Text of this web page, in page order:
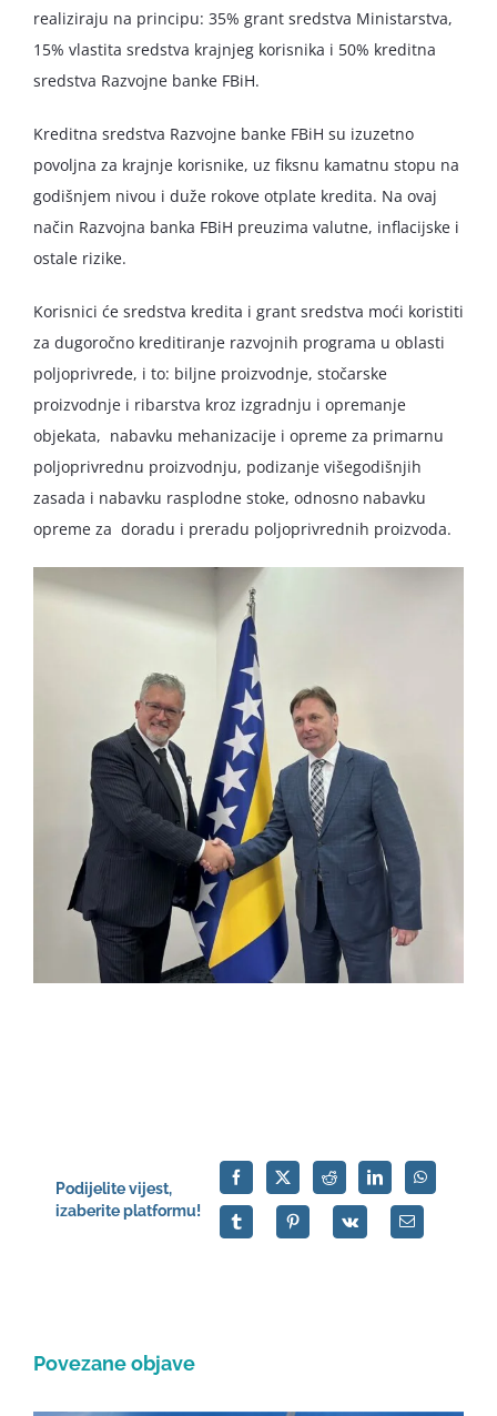
realiziraju na principu: 35% grant sredstva Ministarstva,
15% vlastita sredstva krajnjeg korisnika i 50% kreditna
sredstva Razvojne banke FBiH.
Kreditna sredstva Razvojne banke FBiH su izuzetno
povoljna za krajnje korisnike, uz fiksnu kamatnu stopu na
godišnjem nivou i duže rokove otplate kredita. Na ovaj
način Razvojna banka FBiH preuzima valutne, inflacijske i
ostale rizike.
Korisnici će sredstva kredita i grant sredstva moći koristiti
za dugoročno kreditiranje razvojnih programa u oblasti
poljoprivrede, i to: biljne proizvodnje, stočarske
proizvodnje i ribarstva kroz izgradnju i opremanje
objekata, nabavku mehanizacije i opreme za primarnu
poljoprivrednu proizvodnju, podizanje višegodišnjih
zasada i nabavku rasplodne stoke, odnosno nabavku
opreme za doradu i preradu poljoprivrednih proizvoda.
Podijelite vijest,
izaberite platformu!
Povezane objave